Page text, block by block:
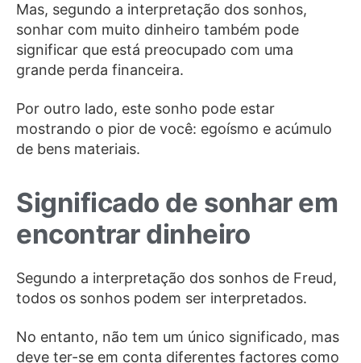
Mas, segundo a interpretação dos sonhos,
sonhar com muito dinheiro também pode
significar que está preocupado com uma
grande perda financeira.
Por outro lado, este sonho pode estar
mostrando o pior de você: egoísmo e acúmulo
de bens materiais.
Significado de sonhar em
encontrar dinheiro
Segundo a interpretação dos sonhos de Freud,
todos os sonhos podem ser interpretados.
No entanto, não tem um único significado, mas
deve ter-se em conta diferentes factores como